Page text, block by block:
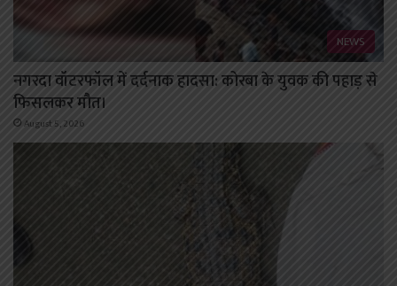
NEWS
नगरदा वॉटरफॉल में दर्दनाक हादसा: कोरबा के युवक की पहाड़ से
फिसलकर मौत।
August 5, 2026